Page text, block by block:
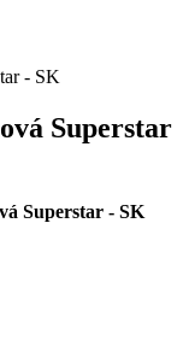
- SK
Superstar
Superstar - SK